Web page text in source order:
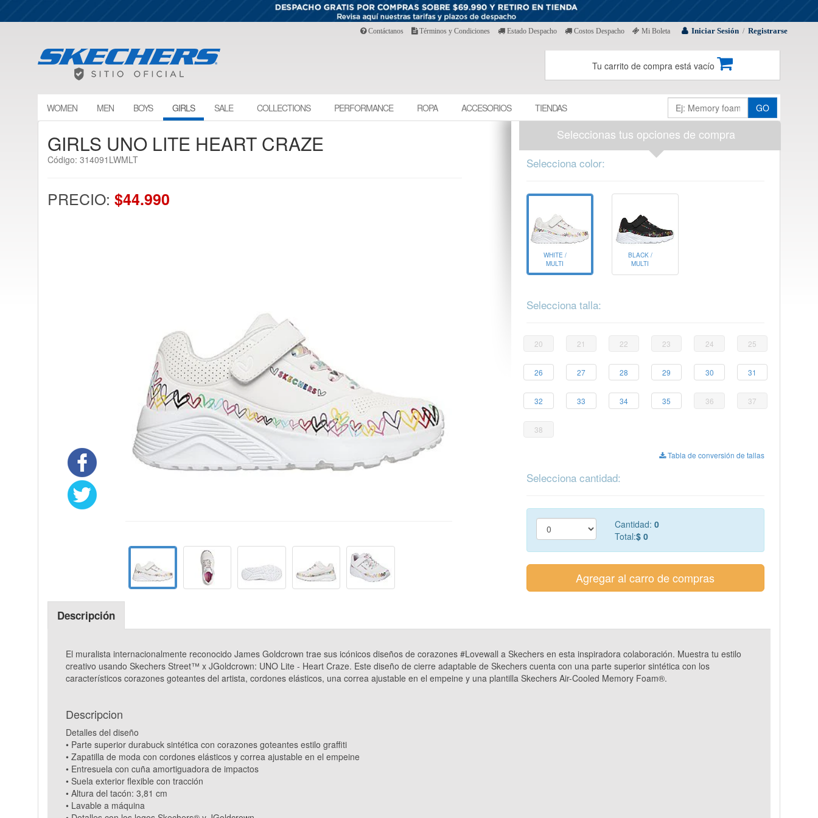
Iniciar Sesión / Registrarse
Contáctanos Términos y Condiciones Estado Despacho Costos Despacho Mi Boleta
Tu carrito de compra está vacío
WOMEN MEN BOYS GIRLS SALE COLLECTIONS PERFORMANCE ROPA ACCESORIOS TIENDAS GO
GIRLS UNO LITE HEART CRAZE
Código: 314091LWMLT
PRECIO: $44.990
Seleccionas tus opciones de compra
Selecciona color:
WHITE /
MULTI
BLACK /
MULTI
Selecciona talla:
20 21 22 23 24 25
26 27 28 29 30 31
32 33 34 35 36 37
38
Tabla de conversión de tallas
Selecciona cantidad:
Cantidad: 0
Total:$ 0
Agregar al carro de compras
Descripción
El muralista internacionalmente reconocido James Goldcrown trae sus icónicos diseños de corazones #Lovewall a Skechers en esta inspiradora colaboración. Muestra tu estilo
creativo usando Skechers Street™ x JGoldcrown: UNO Lite - Heart Craze. Este diseño de cierre adaptable de Skechers cuenta con una parte superior sintética con los
característicos corazones goteantes del artista, cordones elásticos, una correa ajustable en el empeine y una plantilla Skechers Air-Cooled Memory Foam®.
Descripcion
Detalles del diseño
• Parte superior durabuck sintética con corazones goteantes estilo graffiti
• Zapatilla de moda con cordones elásticos y correa ajustable en el empeine
• Entresuela con cuña amortiguadora de impactos
• Suela exterior flexible con tracción
• Altura del tacón: 3,81 cm
• Lavable a máquina